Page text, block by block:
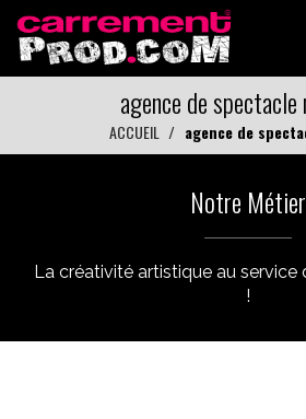
agence de spectacle
ACCUEIL agence de
Notre Métier
La créativité artistique au service
!